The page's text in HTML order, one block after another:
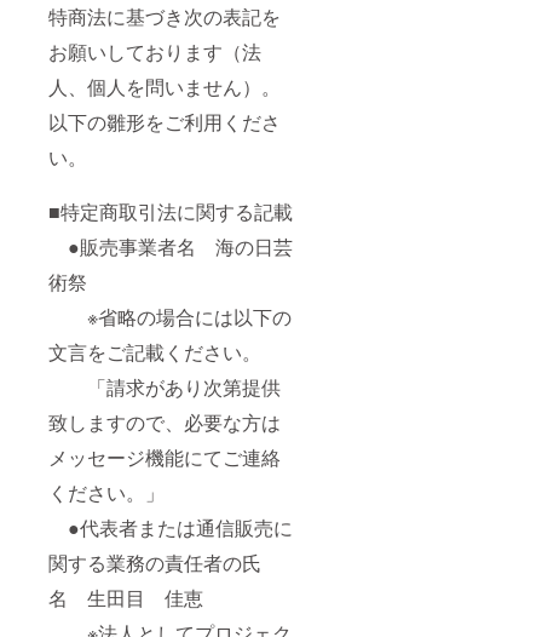
特商法に基づき次の表記を
お願いしております（法
人、個人を問いません）。
以下の雛形をご利用くださ
い。
■特定商取引法に関する記載
●販売事業者名 海の日芸
術祭
※省略の場合には以下の
文言をご記載ください。
「請求があり次第提供
致しますので、必要な方は
メッセージ機能にてご連絡
ください。」
●代表者または通信販売に
関する業務の責任者の氏
名 生田目 佳恵